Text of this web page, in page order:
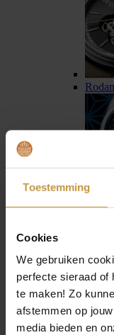
Toestemming
Cookies
We gebruiken
perfecte sieraad of
te maken! Zo
afstemmen op
media bieden en
Seiko